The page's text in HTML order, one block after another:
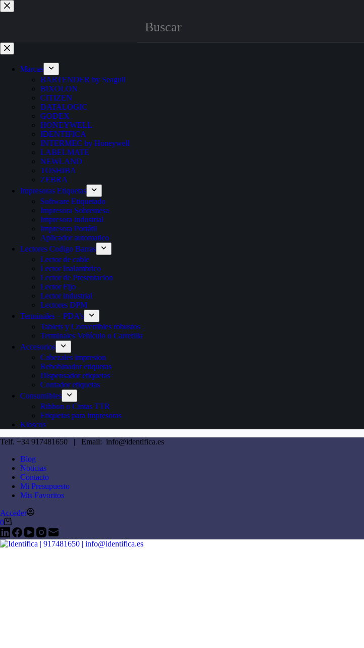
Marcas
BARTENDER by Seagull
BIXOLON
CITIZEN
DATALOGIC
GODEX
HONEYWELL
IDENTIFICA
INTERMEC by Honeywell
LABELMATE
NEWLAND
TOSHIBA
ZEBRA
Impresoras Etiquetas
Software Etiquetado
Impresora Sobremesa
Impresora industrial
Impresora Portátil
Aplicador automatico
Lectores Codigo Barras
Lector de cable
Lector Inalambrico
Lector de Presentacion
Lector Fijo
Lector industrial
Lectores DPM
Terminales – PDA’s
Tablets y Convertibles robustos
Terminales Vehículo o Carretilla
Accesorios
Cabezales impresion
Rebobinador etiquetas
Dispensador etiquetas
Contador etiquetas
Consumibles
Ribbon o Cintas TTR
Etiquetas para impresoras
Kioscos
Telf. +34 917481650 | Email: info@identifica.es
Blog
Noticias
Contacto
Mi Presupuesto
Mis Favoritos
Acceder
0